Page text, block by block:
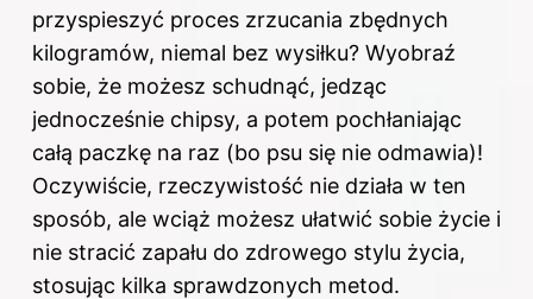
przyspieszyć proces zrzucania zbędnych
kilogramów, niemal bez wysiłku? Wyobraź
sobie, że możesz schudnąć, jedząc
jednocześnie chipsy, a potem pochłaniając
całą paczkę na raz (bo psu się nie odmawia)!
Oczywiście, rzeczywistość nie działa w ten
sposób, ale wciąż możesz ułatwić sobie życie i
nie stracić zapału do zdrowego stylu życia,
stosując kilka sprawdzonych metod.